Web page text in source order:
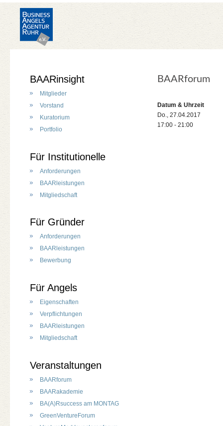
BAARforum
Datum & Uhrzeit
Do., 27.04.2017
17:00 - 21:00
BAARinsight
Mitglieder
Vorstand
Kuratorium
Portfolio
Für Institutionelle
Anforderungen
BAARleistungen
Mitgliedschaft
Für Gründer
Anforderungen
BAARleistungen
Bewerbung
Für Angels
Eigenschaften
Verpflichtungen
BAARleistungen
Mitgliedschaft
Veranstaltungen
BAARforum
BAARakademie
BA(A)Rsuccess am MONTAG
GreenVentureForum